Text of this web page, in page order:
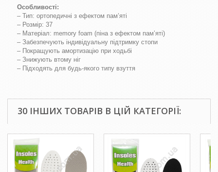
Особливості:
– Тип: ортопедичні з ефектом пам’яті
– Розмір: 37
– Матеріал: memory foam (піна з ефектом пам’яті)
– Забезпечують індивідуальну підтримку стопи
– Покращують амортизацію при ходьбі
– Знижують втому ніг
– Підходять для будь-якого типу взуття
30 ІНШИХ ТОВАРІВ В ЦІЙ КАТЕГОРІЇ: